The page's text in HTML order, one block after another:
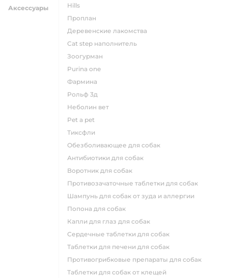
Аксессуары
hills
проплан
деревенские лакомства
cat step наполнитель
зоогурман
purina one
фармина
рольф 3д
неболин вет
pet a pet
тиксфли
обезболивающее для собак
антибиотики для собак
воротник для собак
противозачаточные таблетки для собак
шампунь для собак от зуда и аллергии
попона для собак
капли для глаз для собак
сердечные таблетки для собак
таблетки для печени для собак
противогрибковые препараты для собак
таблетки для собак от клещей